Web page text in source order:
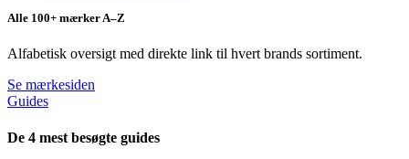
Alle 100+ mærker A–Z
Alfabetisk oversigt med direkte link til hvert brands sortiment.
Se mærkesiden
Guides
De 4 mest besøgte guides